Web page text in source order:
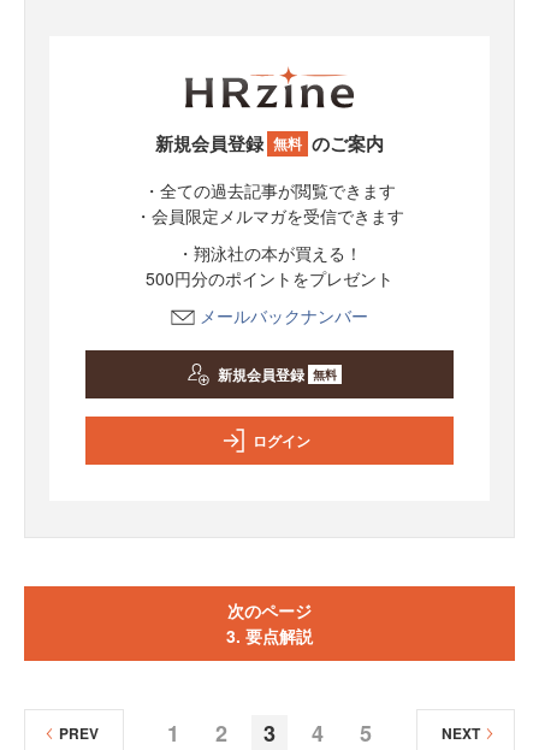
新規会員登録 無料 のご案内
・全ての過去記事が閲覧できます
・会員限定メルマガを受信できます
・翔泳社の本が買える！
500円分のポイントをプレゼント
メールバックナンバー
新規会員登録 無料
ログイン
次のページ
3. 要点解説
1 2 3 4 5
PREV NEXT